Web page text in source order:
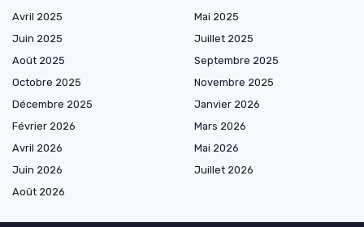
Avril 2025
Mai 2025
Juin 2025
Juillet 2025
Août 2025
Septembre 2025
Octobre 2025
Novembre 2025
Décembre 2025
Janvier 2026
Février 2026
Mars 2026
Avril 2026
Mai 2026
Juin 2026
Juillet 2026
Août 2026